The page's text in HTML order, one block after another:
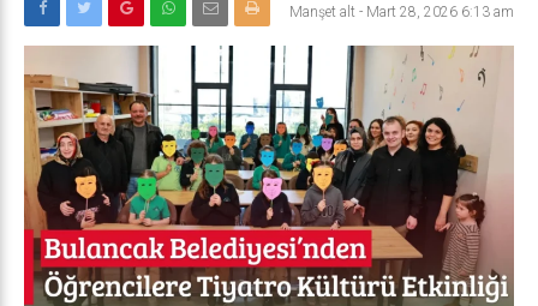
Manşet alt - Mart 28, 2026 6:13 am